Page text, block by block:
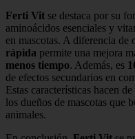
Ferti Vit se destaca por su
aminoácidos esenciales y
en mascotas. A diferencia de
rápida permite una mejora
menos tiempo. Además, es
de efectos secundarios en
Estas características hacen
los dueños de mascotas que
animales.